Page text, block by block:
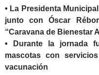
• La Presidenta
junto con Óscar
“Caravana de Bienestar
• Durante la jornada
mascotas con
vacunación